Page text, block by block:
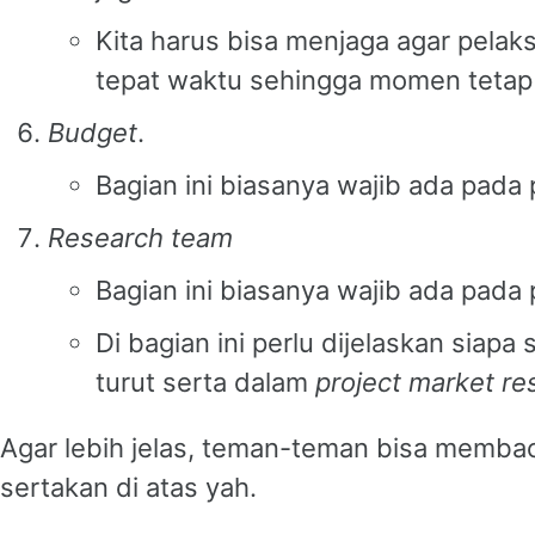
Kita harus bisa menjaga agar
tepat waktu sehingga momen
Budget.
Bagian ini biasanya wajib ada
Research team
Bagian ini biasanya wajib ada
Di bagian ini perlu dijelaskan siapa
turut serta dalam project market
Agar lebih jelas, teman-teman bisa
sertakan di atas yah.